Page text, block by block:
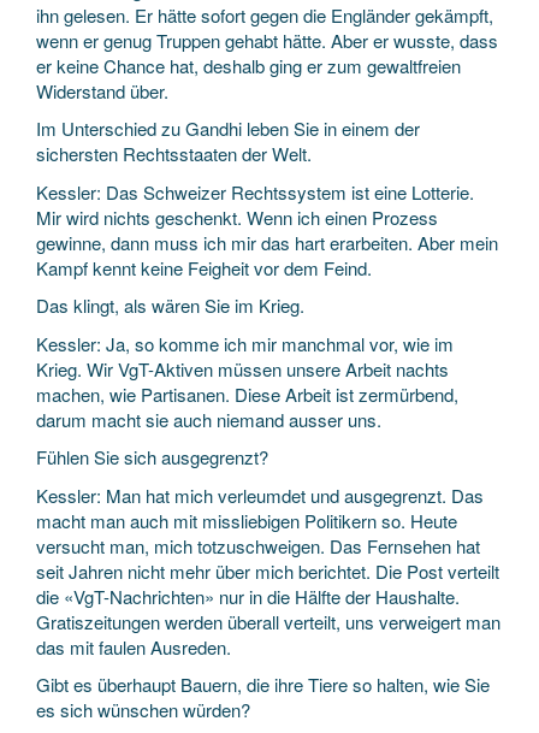
ihn gelesen. Er hätte sofort gegen die Engländer gekämpft,
wenn er genug Truppen gehabt hätte. Aber er wusste, dass
er keine Chance hat, deshalb ging er zum gewaltfreien
Widerstand über.
Im Unterschied zu Gandhi leben Sie in einem der
sichersten Rechtsstaaten der Welt.
Kessler: Das Schweizer Rechtssystem ist eine Lotterie.
Mir wird nichts geschenkt. Wenn ich einen Prozess
gewinne, dann muss ich mir das hart erarbeiten. Aber mein
Kampf kennt keine Feigheit vor dem Feind.
Das klingt, als wären Sie im Krieg.
Kessler: Ja, so komme ich mir manchmal vor, wie im
Krieg. Wir VgT-Aktiven müssen unsere Arbeit nachts
machen, wie Partisanen. Diese Arbeit ist zermürbend,
darum macht sie auch niemand ausser uns.
Fühlen Sie sich ausgegrenzt?
Kessler: Man hat mich verleumdet und ausgegrenzt. Das
macht man auch mit missliebigen Politikern so. Heute
versucht man, mich totzuschweigen. Das Fernsehen hat
seit Jahren nicht mehr über mich berichtet. Die Post verteilt
die «VgT-Nachrichten» nur in die Hälfte der Haushalte.
Gratiszeitungen werden überall verteilt, uns verweigert man
das mit faulen Ausreden.
Gibt es überhaupt Bauern, die ihre Tiere so halten, wie Sie
es sich wünschen würden?